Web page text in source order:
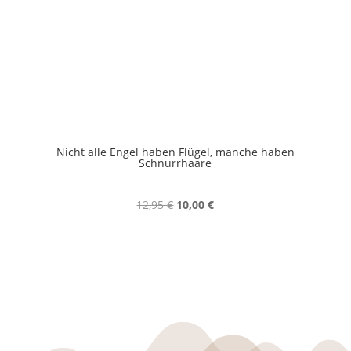
Nicht alle Engel haben Flügel, manche haben
Schnurrhaare
12,95€ Ursprünglicher
10,00€Aktueller